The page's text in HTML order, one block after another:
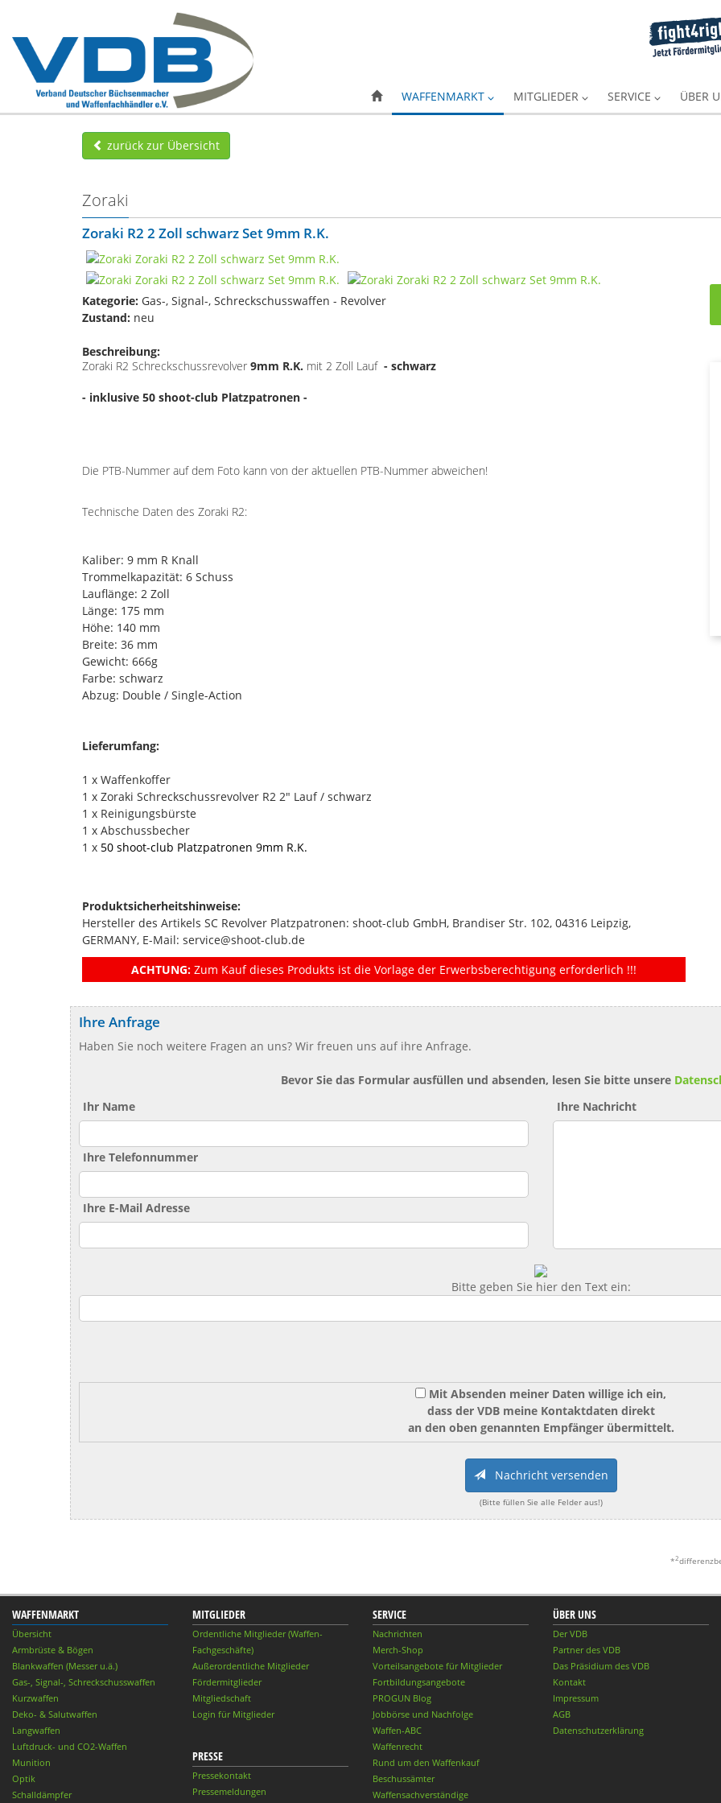
WAFFENMARKT MITGLIEDER SERVICE ÜBER
zurück zur Übersicht
Zoraki
Zoraki R2 2 Zoll schwarz Set 9mm R.K.
Kategorie: Gas-, Signal-, Schreckschusswaffen - Revolver
Zustand: neu
Beschreibung:
Zoraki R2 Schreckschussrevolver 9mm R.K. mit 2 Zoll Lauf - schwarz
- inklusive 50 shoot-club Platzpatronen -
Die PTB-Nummer auf dem Foto kann von der aktuellen PTB-Nummer abweichen!
Technische Daten des Zoraki R2:
Kaliber: 9 mm R Knall
Trommelkapazität: 6 Schuss
Lauflänge: 2 Zoll
Länge: 175 mm
Höhe: 140 mm
Breite: 36 mm
Gewicht: 666g
Farbe: schwarz
Abzug: Double / Single-Action
Lieferumfang:
1 x Waffenkoffer
1 x Zoraki Schreckschussrevolver R2 2" Lauf / schwarz
1 x Reinigungsbürste
1 x Abschussbecher
1 x 50 shoot-club Platzpatronen 9mm R.K.
Produktsicherheitshinweise:
Hersteller des Artikels SC Revolver Platzpatronen: shoot-club GmbH, Brandiser Str. 102, 04316 Leipzig,
GERMANY, E-Mail: service@shoot-club.de
ACHTUNG: Zum Kauf dieses Produkts ist die Vorlage der Erwerbsberechtigung erforderlich !!!
Ihre Anfrage
Haben Sie noch weitere Fragen an uns? Wir freuen uns auf ihre Anfrage.
Bevor Sie das Formular ausfüllen und absenden, lesen Sie bitte unsere
Ihr Name
Ihre Telefonnummer
Ihre E-Mail Adresse
Ihre Nachricht
Bitte geben Sie hier den Text ein:
Mit Absenden meiner Daten willige ich ein,
dass der VDB meine Kontaktdaten direkt
an den oben genannten Empfänger übermittelt.
Nachricht versenden
(Bitte füllen Sie alle Felder aus!)
*2
WAFFENMARKT
Übersicht
Armbrüste & Bögen
Blankwaffen (Messer u.ä.)
Gas-, Signal-, Schreckschusswaffen
Kurzwaffen
Deko- & Salutwaffen
Langwaffen
Luftdruck- und CO2-Waffen
Munition
Optik
Schalldämpfer
MITGLIEDER
Ordentliche Mitglieder (Waffen-
Fachgeschäfte)
Außerordentliche Mitglieder
Fördermitglieder
Mitgliedschaft
Login für Mitglieder
PRESSE
Pressekontakt
Pressemeldungen
SERVICE
Nachrichten
Merch-Shop
Vorteilsangebote für Mitglieder
Fortbildungsangebote
PROGUN Blog
Jobbörse und Nachfolge
Waffen-ABC
Waffenrecht
Rund um den Waffenkauf
Beschussämter
Waffensachverständige
ÜBER UNS
Der VDB
Partner des VDB
Das Präsidium des VDB
Kontakt
Impressum
AGB
Datenschutzerklärung